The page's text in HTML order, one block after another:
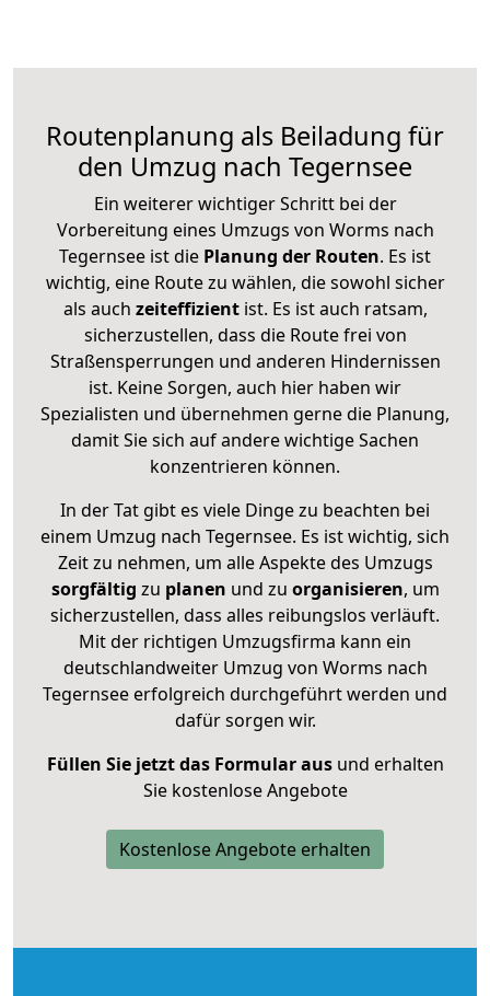
Routenplanung als Beiladung für
den Umzug nach Tegernsee
Ein weiterer wichtiger Schritt bei der
Vorbereitung eines Umzugs von Worms nach
Tegernsee ist die Planung der Routen. Es ist
wichtig, eine Route zu wählen, die sowohl sicher
als auch zeiteffizientist. Es ist auch ratsam,
sicherzustellen, dass die Route frei von
Straßensperrungen und anderen Hindernissen
ist. Keine Sorgen, auch hier haben wir
Spezialisten und übernehmen gerne die Planung,
damit Sie sich auf andere wichtige Sachen
konzentrieren können.
In der Tat gibt es viele Dinge zu beachten bei
einem Umzug nach Tegernsee. Es ist wichtig, sich
Zeit zu nehmen, um alle Aspekte des Umzugs
sorgfältig zu planen und zu organisieren, um
sicherzustellen, dass alles reibungslos verläuft.
Mit der richtigen Umzugsfirma kann ein
deutschlandweiter Umzug von Worms nach
Tegernsee erfolgreich durchgeführt werden und
dafür sorgen wir.
Füllen Sie jetzt das Formular ausund erhalten
Sie kostenlose Angebote
Kostenlose Angebote erhalten